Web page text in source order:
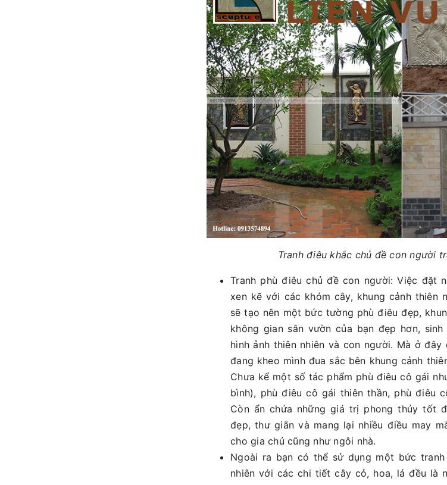
Tranh điêu khắc chủ đề con người
Tranh phù điêu chủ đề con người: Việc đặt
xen kẽ với các khóm cây, khung cảnh thiên
sẽ tạo nên một bức tường phù điêu đẹp,
không gian sân vườn của bạn đẹp hơn,
hình ảnh thiên nhiên và con người. Mà ở
đang kheo mình đua sắc bên khung cảnh
Chưa kể một số tác phẩm phù điêu cô gái
bình), phù điêu cô gái thiên thần, phù điêu
Còn ẩn chứa những giá trị phong thủy tốt
đẹp, thư giãn và mang lại nhiều điều may
cho gia chủ cũng như ngôi nhà.
Ngoài ra bạn có thể sử dụng một bức
nhiên với các chi tiết cây cỏ, hoa, lá đều là